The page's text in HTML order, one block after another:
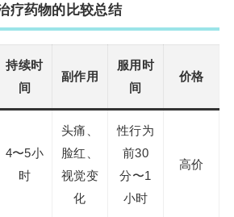
疗药物的比较总结
持续时
间
副作用
服用时
间
价格
4〜5小
时
头痛、
脸红、
视觉变
化
性行为
前30
分〜1
小时
高价